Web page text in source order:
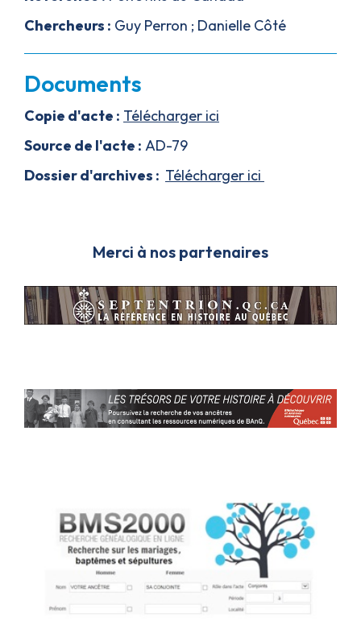
Chercheurs : Guy Perron ; Danielle Côté
Documents
Copie d'acte : Télécharger ici
Source de l'acte : AD-79
Dossier d'archives : Télécharger ici
Merci à nos partenaires